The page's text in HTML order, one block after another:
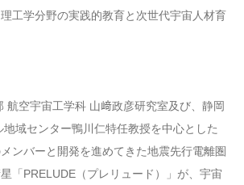
工学分野の実践的教育と次世代宇宙人材育
空宇宙工学科 山﨑政彦研究室及び、静岡
域センター鴨川仁特任教授を中心とした
ンバーと開発を進めてきた地震先行電離圏
「PRELUDE（プレリュード）」が、宇宙